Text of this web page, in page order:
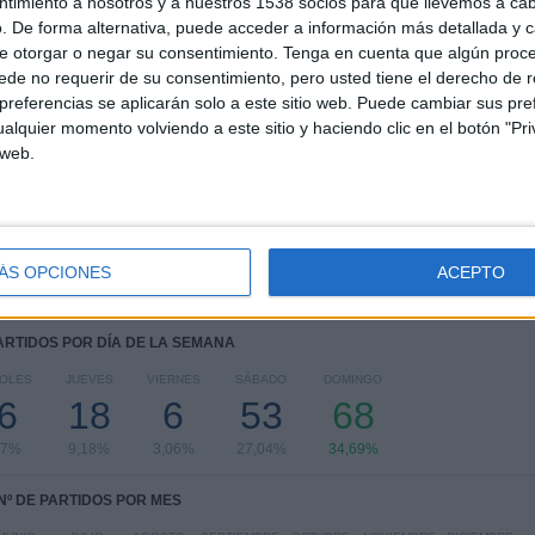
De forma alternativa, puede acceder a información más detallada y
otorgar o negar su consentimiento. Tenga en cuenta que algún
no requerir de su consentimiento, pero usted tiene el derecho de
se aplicarán solo a este sitio web. Puede cambiar sus
momento volviendo a este sitio y haciendo clic en el botón
OPCIONES ACEPTO
RIVALES
VS Fortaleza
COMPETICIONES
RANKING POR COMPETICIONES
Ver ranking completo
POR DÍA DE LA SEMANA
JUEVES
18
9,18%
VIERNES
6
3,06%
SÁBADO
53
27,04%
DOMINGO
68
34,69%
Nº DE PARTIDOS POR MES